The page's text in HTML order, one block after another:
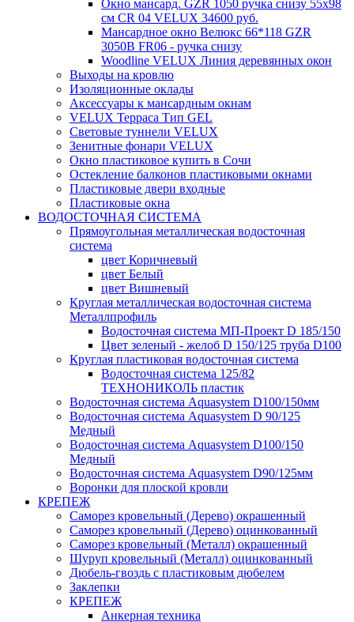
Окно мансард. GZR 1050 ручка снизу 55х98
см CR 04 VELUX 34600 руб.
Мансардное окно Велюкс 66*118 GZR
3050B FR06 - ручка снизу
Woodline VELUX Линия деревянных окон
Выходы на кровлю
Изоляционные оклады
Аксессуары к мансардным окнам
VELUX Терраса Тип GEL
Световые туннели VELUX
Зенитные фонари VELUX
Окно пластиковое купить в Сочи
Остекление балконов пластиковыми окнами
Пластиковые двери входные
Пластиковые окна
ВОДОСТОЧНАЯ СИСТЕМА
Прямоугольная металлическая водосточная
система
цвет Коричневый
цвет Белый
цвет Вишневый
Круглая металлическая водосточная система
Металлпрофиль
Водосточная система МП-Проект D 185/150
Цвет зеленый - желоб D 150/125 труба D100
Круглая пластиковая водосточная система
Водосточная система 125/82
ТЕХНОНИКОЛЬ пластик
Водосточная система Aquasystem D100/150мм
Водосточная система Aquasystem D 90/125
Медный
Водосточная система Aquasystem D100/150
Медный
Водосточная система Aquasystem D90/125мм
Воронки для плоской кровли
КРЕПЕЖ
Саморез кровельный (Дерево) окрашенный
Саморез кровельный (Дерево) оцинкованный
Саморез кровельный (Металл) окрашенный
Шуруп кровельный (Металл) оцинкованный
Дюбель-гвоздь с пластиковым дюбелем
Заклепки
КРЕПЕЖ
Анкерная техника